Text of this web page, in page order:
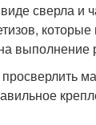
сверла и
выполнение